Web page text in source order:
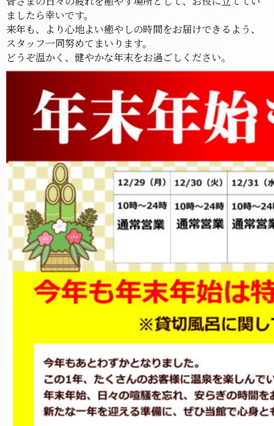
ましたら幸いです。
来年も、より心地よい癒やしの時間をお届けできるよう、
スタッフ一同努めてまいります。
どうぞ温かく、健やかな年末をお過ごしください。